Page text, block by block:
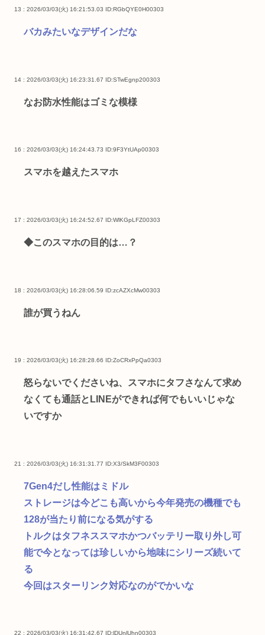
13 : 2026/03/03(火) 16:21:53.03 ID:RGbQYE0H00303
バカみたいなデザインだな
14 : 2026/03/03(火) 16:23:31.67 ID:STwEgnp200303
なお防水性能はゴミな模様
16 : 2026/03/03(火) 16:24:43.73 ID:9F3YtUAp00303
スマホを越えたスマホ
17 : 2026/03/03(火) 16:24:52.67 ID:WlKGpLFZ00303
◆このスマホの目的は…？
18 : 2026/03/03(火) 16:28:06.59 ID:zcAZXcMw00303
誰が買うねん
19 : 2026/03/03(火) 16:28:28.66 ID:ZoCRxPpQa0303
怒らないでくださいね、スマホにタフさなんて求め
なくても通話とLINEができれば何でもいいじゃな
いですか
21 : 2026/03/03(火) 16:31:31.77 ID:X3/SkM3F00303
7Gen4だし性能はミドル
ストレージは今どこも高いから今年発売の機種でも
128が当たり前になる気がする
トルクはタフネススマホかつバッテリー取り外し可
能で今となっては珍しいから地味にシリーズ続いて
る
今回はスターリンク対応なのがでかいな
22 : 2026/03/03(火) 16:31:42.67 ID:lDUnlUhn00303